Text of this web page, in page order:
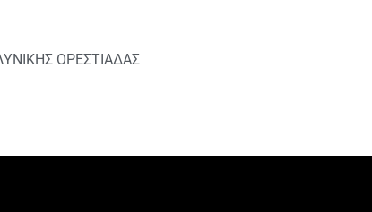
ΟΡΕΣΤΙΑΔΑΣ